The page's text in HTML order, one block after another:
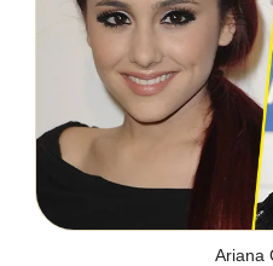
Ariana